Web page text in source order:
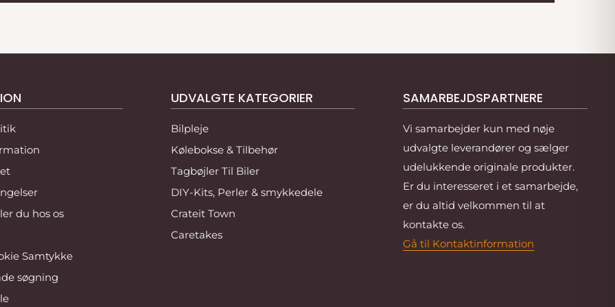
til kvaliteten,
til at sende varen
og få det
stand og
brug for
du hos os
Samtykke
søgning
UDVALGTE KATEGORIER
Bilpleje
Kølebokse & Tilbehør
Tagbøjler Til Biler
DIY-Kits, Perler & smykkedele
Crateit Town
Caretakes
SAMARBEJDSPARTNERE
Vi samarbejder kun med nøje
udvalgte leverandører og sælger
udelukkende originale produkter.
Er du interesseret i et samarbejde,
er du altid velkommen til at
kontakte os.
Gå til Kontaktinformation